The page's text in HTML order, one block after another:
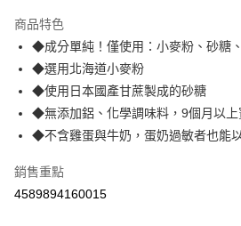
Apple Pay
街口支付
悠遊付
Google Pay
AFTEE先享後付
相關說明
商品特色
◆成分單純！僅使用：小麥粉、砂糖
◆選用北海道小麥粉
◆使用日本國產甘蔗製成的砂糖
◆無添加鋁、化學調味料，9個月以上
◆不含雞蛋與牛奶，蛋奶過敏者也能
銷售重點
4589894160015